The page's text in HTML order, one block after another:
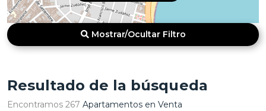
Mostrar/Ocultar Filtro
Resultado de la búsqueda
Encontramos 267 Apartamentos en Venta